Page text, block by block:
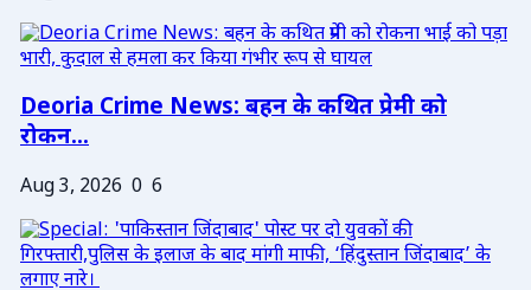
Deoria Crime News: बहन के कथित प्रेमी को
रोकन...
Aug 3, 2026 0 6